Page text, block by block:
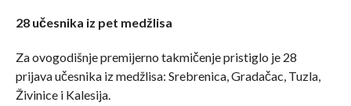
28 učesnika iz pet medžlisa
Za ovogodišnje premijerno takmičenje pristiglo je 28
prijava učesnika iz medžlisa: Srebrenica, Gradačac, Tuzla,
Živinice i Kalesija.